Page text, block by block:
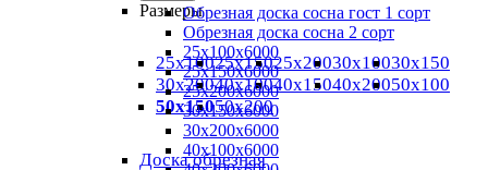
Размеры
25х10025х15025х20030х10030х150
30х20040х10040х15040х20050х100
50х15050х200
Доска обрезная
Обрезная доска сосна гост 1 сорт
Обрезная доска сосна 2 сорт
25х100х6000
25х150х6000
25х200х6000
30х150х6000
30х200х6000
40х100х6000